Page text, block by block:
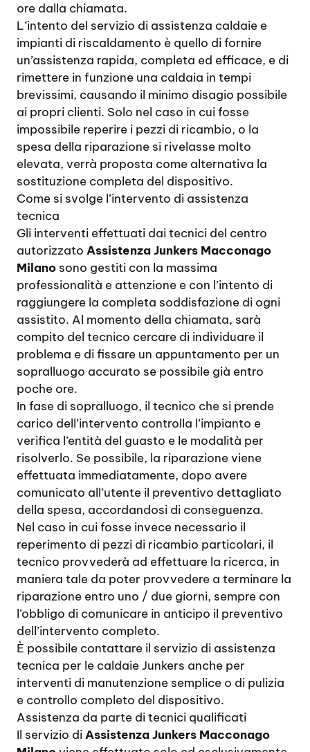
ore dalla chiamata.
L’intento del servizio di assistenza caldaie e
impianti di riscaldamento è quello di fornire
un’assistenza rapida, completa ed efficace, e di
rimettere in funzione una caldaia in tempi
brevissimi, causando il minimo disagio possibile
ai propri clienti. Solo nel caso in cui fosse
impossibile reperire i pezzi di ricambio, o la
spesa della riparazione si rivelasse molto
elevata, verrà proposta come alternativa la
sostituzione completa del dispositivo.
Come si svolge l’intervento di assistenza
tecnica
Gli interventi effettuati dai tecnici del centro
autorizzato Assistenza Junkers Macconago
Milano sono gestiti con la massima
professionalità e attenzione e con l’intento di
raggiungere la completa soddisfazione di ogni
assistito. Al momento della chiamata, sarà
compito del tecnico cercare di individuare il
problema e di fissare un appuntamento per un
sopralluogo accurato se possibile già entro
poche ore.
In fase di sopralluogo, il tecnico che si prende
carico dell’intervento controlla l’impianto e
verifica l’entità del guasto e le modalità per
risolverlo. Se possibile, la riparazione viene
effettuata immediatamente, dopo avere
comunicato all’utente il preventivo dettagliato
della spesa, accordandosi di conseguenza.
Nel caso in cui fosse invece necessario il
reperimento di pezzi di ricambio particolari, il
tecnico provvederà ad effettuare la ricerca, in
maniera tale da poter provvedere a terminare la
riparazione entro uno / due giorni, sempre con
l’obbligo di comunicare in anticipo il preventivo
dell’intervento completo.
È possibile contattare il servizio di assistenza
tecnica per le caldaie Junkers anche per
interventi di manutenzione semplice o di pulizia
e controllo completo del dispositivo.
Assistenza da parte di tecnici qualificati
Il servizio diAssistenza Junkers Macconago